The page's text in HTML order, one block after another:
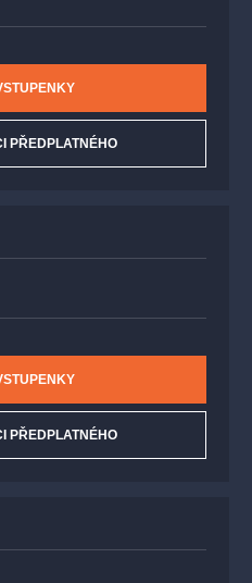
PŘEDPLATNÉHO
PŘEDPLATNÉHO